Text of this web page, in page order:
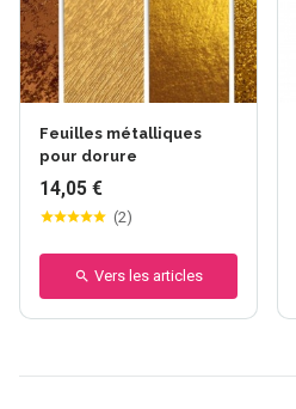
Feuilles métalliques
pour dorure
14,05 €
(2)
Vers les articles